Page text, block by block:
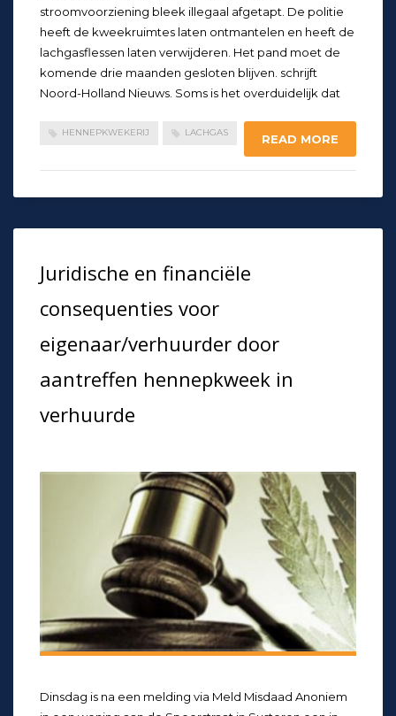
stroomvoorziening bleek illegaal afgetapt. De politie
heeft de kweekruimtes laten ontmantelen en heeft de
lachgasflessen laten verwijderen. Het pand moet de
komende drie maanden gesloten blijven. schrijft
Noord-Holland Nieuws. Soms is het overduidelijk dat
HENNEPKWEKERIJ LACHGAS READ MORE
Juridische en financiële
consequenties voor
eigenaar/verhuurder door
aantreffen hennepkweek in
verhuurde
Dinsdag is na een melding via Meld Misdaad Anoniem